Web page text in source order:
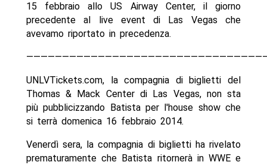
15 febbraio allo US Airway Center, il giorno
precedente al live event di Las Vegas che
avevamo riportato in precedenza.
UNLVTickets.com, la compagnia di biglietti del
Thomas & Mack Center di Las Vegas, non sta
più pubblicizzando Batista per l'house show che
si terrà domenica 16 febbraio 2014.
Venerdì sera, la compagnia di biglietti ha rivelato
prematuramente che Batista ritornerà in WWE e